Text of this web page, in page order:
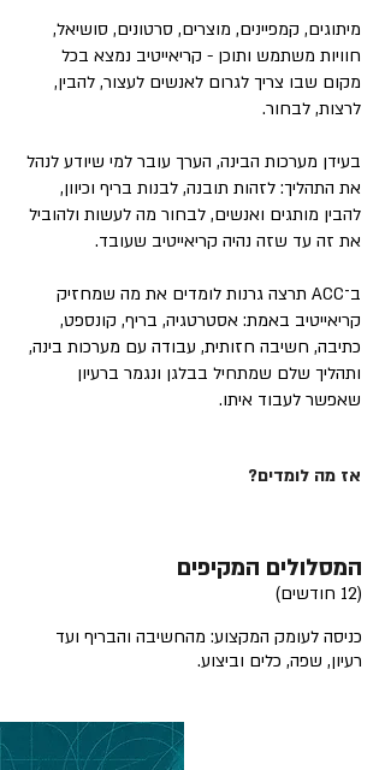
מיתוגים, קמפיינים, מוצרים, סרטונים, סושיאל,
חוויות משתמש ותוכן - קריאייטיב נמצא בכל
מקום שבו צריך לגרום לאנשים לעצור, להבין,
לרצות, לבחור.
בעידן מערכות הבינה, הערך עובר למי שיודע לנהל
את התהליך: לזהות תובנה, לבנות בריף וכיוון,
להבין מותגים ואנשים, לבחור מה לעשות ולהוביל
את זה עד שזה נהיה קריאייטיב שעובד.
ב־ACC תרצה גרנות לומדים את מה שמחזיק
קריאייטיב באמת: אסטרטגיה, בריף, קונספט,
כתיבה, חשיבה חזותית, עבודה עם מערכות בינה,
ותהליך שלם שמתחיל בבלגן ונגמר ברעיון
שאפשר לעבוד איתו.
אז מה לומדים?
המסלולים המקיפים
(12 חודשים)
כניסה לעומק המקצוע: מהחשיבה והבריף ועד
רעיון, שפה, כלים וביצוע.